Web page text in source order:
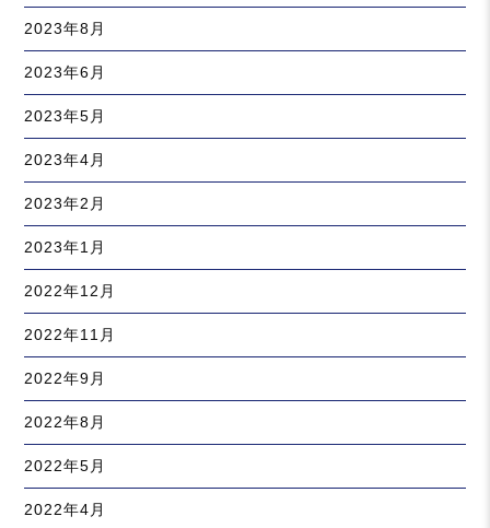
2023年8月
2023年6月
2023年5月
2023年4月
2023年2月
2023年1月
2022年12月
2022年11月
2022年9月
2022年8月
2022年5月
2022年4月